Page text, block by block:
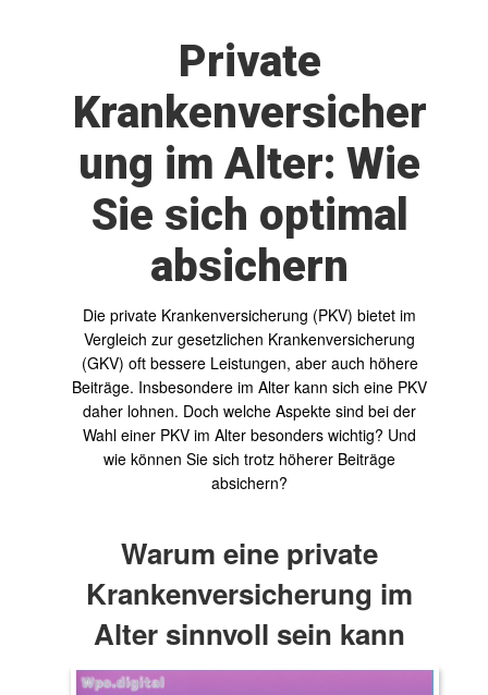
Private
Krankenversicher
ung im Alter: Wie
Sie sich optimal
absichern
Die private Krankenversicherung (PKV) bietet im
Vergleich zur gesetzlichen Krankenversicherung
(GKV) oft bessere Leistungen, aber auch höhere
Beiträge. Insbesondere im Alter kann sich eine PKV
daher lohnen. Doch welche Aspekte sind bei der
Wahl einer PKV im Alter besonders wichtig? Und
wie können Sie sich trotz höherer Beiträge
absichern?
Warum eine private
Krankenversicherung im
Alter sinnvoll sein kann